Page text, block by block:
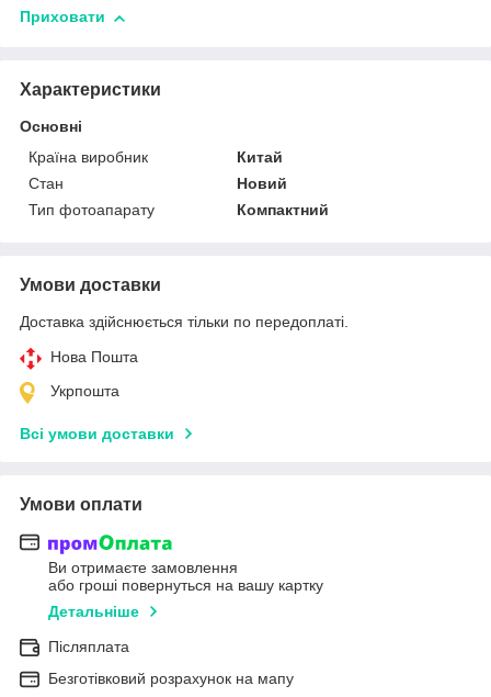
Приховати
Характеристики
Основні
Країна виробник
Китай
Стан
Новий
Тип фотоапарату
Компактний
Умови доставки
Доставка здійснюється тільки по передоплаті.
Нова Пошта
Укрпошта
Всі умови доставки
Умови оплати
Ви отримаєте замовлення
або гроші повернуться на вашу картку
Детальніше
Післяплата
Безготівковий розрахунок на мапу